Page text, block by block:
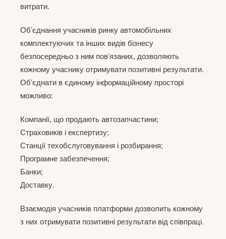
витрати.
Об’єднання учасників ринку автомобільних
комплектуючих та інших видів бізнесу
безпосередньо з ним пов’язаних, дозволяють
кожному учаснику отримувати позитивні результати.
Об’єднати в єдиному інформаційному просторі
можливо:
Компанії, що продають автозапчастини;
Страховиків і експертизу;
Станції техобслуговування і розбирання;
Програмне забезпечення;
Банки;
Доставку.
Взаємодія учасників платформи дозволить кожному
з них отримувати позитивні результати від співпраці.